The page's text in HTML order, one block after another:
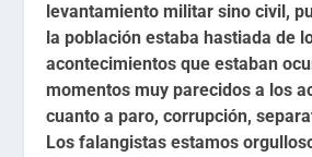
levantamiento militar sino civil,
la población estaba hastiada de
acontecimientos que estaban
momentos muy parecidos a los
cuanto a paro, corrupción,
Los falangistas estamos